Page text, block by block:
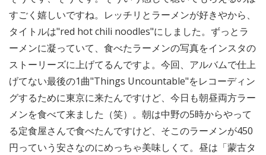
すごく嬉しいですね。レッチリとラーメンが好きやから、
タイトルは"red hot chili noodles"にしました。ずっとラ
ーメンに凝っていて、食べたラーメンの写真をインスタの
ストーリーズに上げてるんですよ。今回、アルバムで仕上
げてない最後の1曲"Things Uncountable"をレコーディン
グするために東京に来たんですけど、今日も朝昼両方ラー
メンを食べて来ました（笑）。朝は中野の5時からやって
る定食屋さんで食べたんですけど、そこのラーメンが450
円っていう安さなのにめっちゃ美味しくて。昼は「蒙古タ